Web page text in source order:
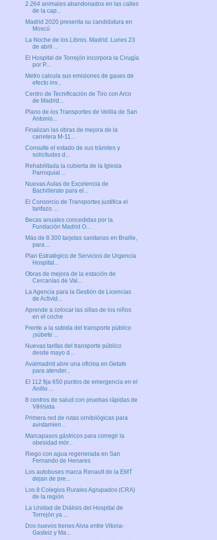
2.264 animales abandonados en las calles
de la cap...
Madrid 2020 presenta su candidatura en
Moscú
La Noche de los Libros. Madrid. Lunes 23
de abril ...
El Hospital de Torrejón incorpora la Cirugía
por P...
Metro calcula sus emisiones de gases de
efecto inv...
Centro de Tecnificación de Tiro con Arco
de Madrid...
Plano de los Transportes de Velilla de San
Antonio...
Finalizan las obras de mejora de la
carretera M-11...
Consulte el estado de sus trámites y
solicitudes d...
Rehabilitada la cubierta de la Iglesia
Parroquial ...
Nuevas Aulas de Excelencia de
Bachillerato para el...
El Consorcio de Transportes justifica el
tarifazo ...
Becas anuales concedidas por la
Fundación Madrid O...
Más de 8.300 tarjetas sanitarias en Braille,
para ...
Plan Estratégico de Servicios de Urgencia
Hospital...
Obras de mejora de la estación de
Cercanías de Val...
La Agencia para la Gestión de Licencias
de Activid...
Aprende a colocar las sillas de los niños
en el coche
Frente a la subida del transporte público
¡súbete ...
Nuevas tarifas del transporte público
desde mayo d...
Avalmadrid abre una oficina en Getafe
para atender...
El 112 fija 650 puntos de emergencia en el
Anillo ...
8 centros de salud con pruebas rápidas de
VIH/sida
Primera red de rutas ornitológicas para
avistamien...
Marcapasos gástricos para corregir la
obesidad mór...
Riego con agua regenerada en San
Fernando de Henares
Los autobuses marca Renault de la EMT
dejan de pre...
Los 8 Colegios Rurales Agrupados (CRA)
de la región
La Unidad de Diálisis del Hospital de
Torrejón ya ...
Dos nuevos trenes Alvia entre Vitoria-
Gasteiz y Ma...